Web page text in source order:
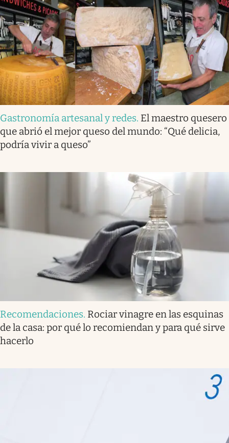
Gastronomía artesanal y redes. El maestro quesero
que abrió el mejor queso del mundo: “Qué delicia,
podría vivir a queso”
Recomendaciones. Rociar vinagre en las esquinas
de la casa: por qué lo recomiendan y para qué sirve
hacerlo